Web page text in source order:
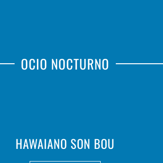
OCIO NOCTURNO
HAWAIANO SON BOU